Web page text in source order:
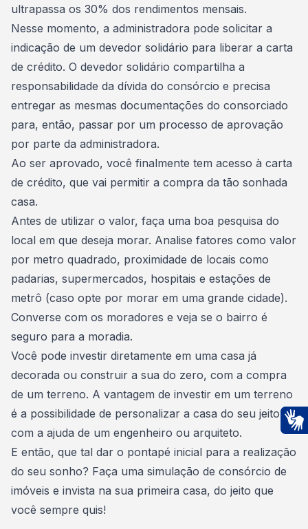
ultrapassa os 30% dos rendimentos mensais.
Nesse momento, a administradora pode solicitar a
indicação de um devedor solidário para liberar a carta
de crédito. O devedor solidário compartilha a
responsabilidade da dívida do consórcio e precisa
entregar as mesmas documentações do consorciado
para, então, passar por um processo de aprovação
por parte da administradora.
Ao ser aprovado, você finalmente tem acesso à carta
de crédito, que vai permitir a compra da tão sonhada
casa.
Antes de utilizar o valor, faça uma boa pesquisa do
local em que deseja morar. Analise fatores como valor
por metro quadrado, proximidade de locais como
padarias, supermercados, hospitais e estações de
metrô (caso opte por morar em uma grande cidade).
Converse com os moradores e veja se o bairro é
seguro para a moradia.
Você pode investir diretamente em uma casa já
decorada ou construir a sua do zero, com a compra
de um terreno. A vantagem de investir em um terreno
é a possibilidade de personalizar a casa do seu jeito,
com a ajuda de um engenheiro ou arquiteto.
E então, que tal dar o pontapé inicial para a realização
do seu sonho? Faça uma simulação de consórcio de
imóveis e invista na sua primeira casa, do jeito que
você sempre quis!